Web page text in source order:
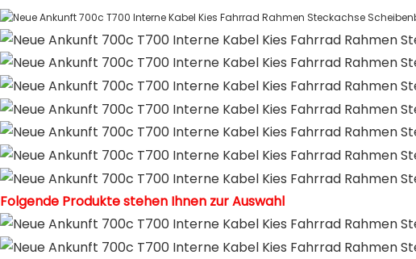
Folgende Produkte stehen Ihnen zur Auswahl